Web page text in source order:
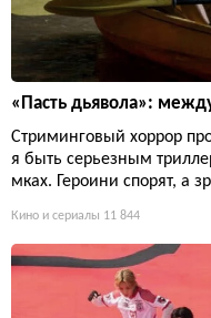
«Пасть дьявола»:
Стриминговый хоррор
я быть серьезным
мках. Героини спорят, а
Кино и сериалы 11 844